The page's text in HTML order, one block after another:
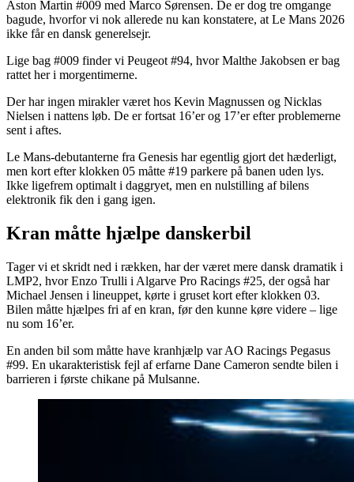
Aston Martin #009 med Marco Sørensen. De er dog tre omgange
bagude, hvorfor vi nok allerede nu kan konstatere, at Le Mans 2026
ikke får en dansk generelsejr.
Lige bag #009 finder vi Peugeot #94, hvor Malthe Jakobsen er bag
rattet her i morgentimerne.
Der har ingen mirakler været hos Kevin Magnussen og Nicklas
Nielsen i nattens løb. De er fortsat 16’er og 17’er efter problemerne
sent i aftes.
Le Mans-debutanterne fra Genesis har egentlig gjort det hæderligt,
men kort efter klokken 05 måtte #19 parkere på banen uden lys.
Ikke ligefrem optimalt i daggryet, men en nulstilling af bilens
elektronik fik den i gang igen.
Kran måtte hjælpe danskerbil
Tager vi et skridt ned i rækken, har der været mere dansk dramatik i
LMP2, hvor Enzo Trulli i Algarve Pro Racings #25, der også har
Michael Jensen i lineuppet, kørte i gruset kort efter klokken 03.
Bilen måtte hjælpes fri af en kran, før den kunne køre videre – lige
nu som 16’er.
En anden bil som måtte have kranhjælp var AO Racings Pegasus
#99. En ukarakteristisk fejl af erfarne Dane Cameron sendte bilen i
barrieren i første chikane på Mulsanne.